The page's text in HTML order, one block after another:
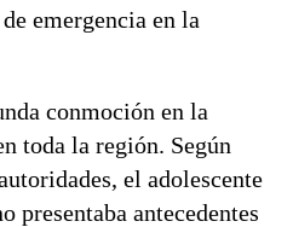
emergencia en la
conmoción en la
toda la región. Según
el adolescente
presentaba antecedentes